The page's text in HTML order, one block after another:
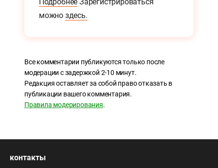
можно здесь.
Все комментарии публикуются только после
модерации с задержкой 2-10 минут.
Редакция оставляет за собой право отказать в
публикации вашего комментария.
Правила модерирования.
контакты